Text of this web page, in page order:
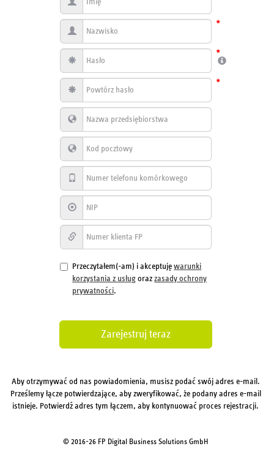
*
*
*
Przeczytałem(-am) i akceptujęwarunki
korzystania z usług orazzasady ochrony
prywatności.
Aby otrzymywać od nas powiadomienia, musisz podać swój adres e-mail.
Prześlemy łącze potwierdzające, aby zweryfikować, że podany adres e-mail
istnieje. Potwierdź adres tym łączem, aby kontynuować proces rejestracji.
© 2016-26 FP Digital Business Solutions GmbH